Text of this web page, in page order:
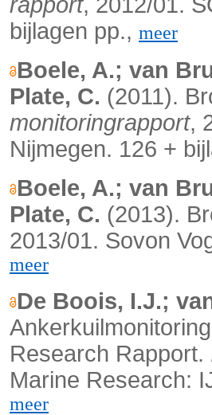
bijlagen pp., meer
Boele, A.; van
Plate, C. (2011).
monitoringrapport,
Nijmegen. 126 +
Boele, A.; van
Plate, C. (2013).
2013/01. Sovon
meer
De Boois, I.J.;
Research Rapport.
Marine Research:
meer